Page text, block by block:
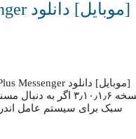
نسخه ۳٫۱۰٫۱٫۶